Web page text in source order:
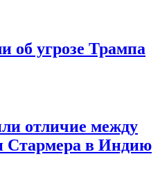
об угрозе Трампа
отличие между
Стармера в Индию